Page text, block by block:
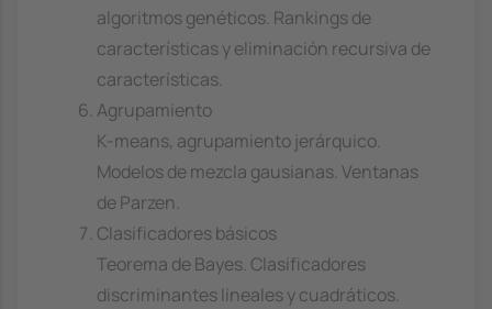
algoritmos genéticos. Rankings de
características y eliminación recursiva de
características.
Agrupamiento
K-means, agrupamiento jerárquico.
Modelos de mezcla gausianas. Ventanas
de Parzen.
Clasificadores básicos
Teorema de Bayes. Clasificadores
discriminantes lineales y cuadráticos.